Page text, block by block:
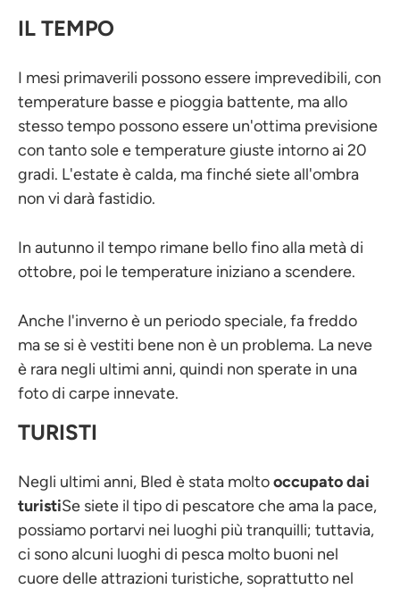
IL TEMPO
I mesi primaverili possono essere imprevedibili, con
temperature basse e pioggia battente, ma allo
stesso tempo possono essere un'ottima previsione
con tanto sole e temperature giuste intorno ai 20
gradi. L'estate è calda, ma finché siete all'ombra
non vi darà fastidio.
In autunno il tempo rimane bello fino alla metà di
ottobre, poi le temperature iniziano a scendere.
Anche l'inverno è un periodo speciale, fa freddo
ma se si è vestiti bene non è un problema. La neve
è rara negli ultimi anni, quindi non sperate in una
foto di carpe innevate.
TURISTI
Negli ultimi anni, Bled è stata moltooccupato dai
turistiSe siete il tipo di pescatore che ama la pace,
possiamo portarvi nei luoghi più tranquilli; tuttavia,
ci sono alcuni luoghi di pesca molto buoni nel
cuore delle attrazioni turistiche, soprattutto nel